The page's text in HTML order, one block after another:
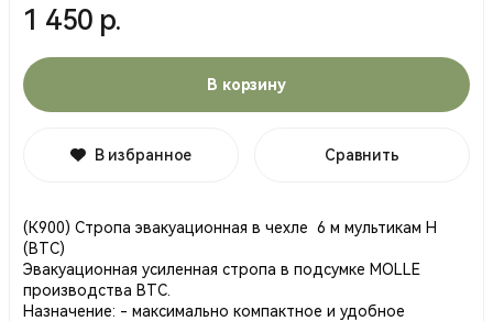
1 450 р.
В корзину
В избранное Сравнить
(К900) Стропа эвакуационная в чехле 6 м мультикам Н
(ВТС)
Эвакуационная усиленная стропа в подсумке MOLLE
производства ВТС.
Назначение: - максимально компактное и удобное